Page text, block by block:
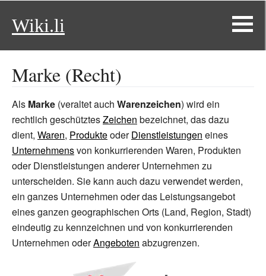
Wiki.li
Marke (Recht)
Als Marke (veraltet auch Warenzeichen) wird ein
rechtlich geschütztesZeichen bezeichnet, das dazu
dient, Waren, ProdukteoderDienstleistungen eines
Unternehmensvon konkurrierenden Waren, Produkten
oder Dienstleistungen anderer Unternehmen zu
unterscheiden. Sie kann auch dazu verwendet werden,
ein ganzes Unternehmen oder das Leistungsangebot
eines ganzen geographischen Orts (Land, Region, Stadt)
eindeutig zu kennzeichnen und von konkurrierenden
Unternehmen oderAngeboten abzugrenzen.